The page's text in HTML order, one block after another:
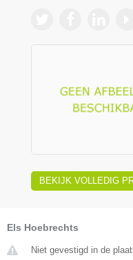
BEKIJK VOLLEDIG
Els Hoebrechts
Niet gevestigd in de